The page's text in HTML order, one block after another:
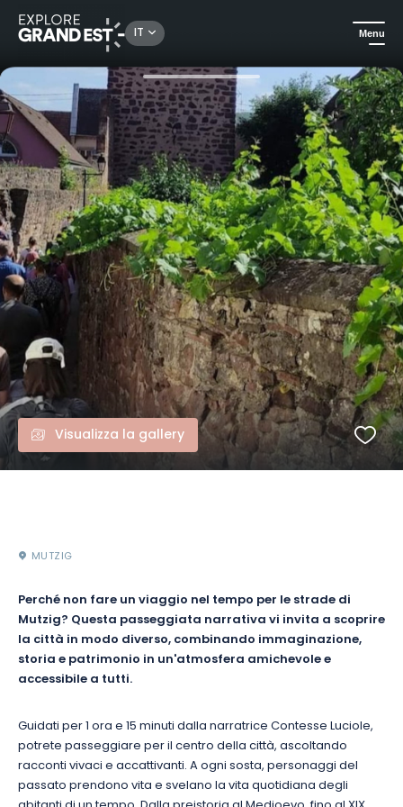
IT Menu
In città Passeggiata narrativa: un viaggio nella storia a Mutzig
Visualizza la gallery
MUTZIG
Perché non fare un viaggio nel tempo per le strade di
Mutzig? Questa passeggiata narrativa vi invita a scoprire
la città in modo diverso, combinando immaginazione,
storia e patrimonio in un'atmosfera amichevole e
accessibile a tutti.
Guidati per 1 ora e 15 minuti dalla narratrice Contesse Luciole,
potrete passeggiare per il centro della città, ascoltando
racconti vivaci e accattivanti. A ogni sosta, personaggi del
passato prendono vita e svelano la vita quotidiana degli